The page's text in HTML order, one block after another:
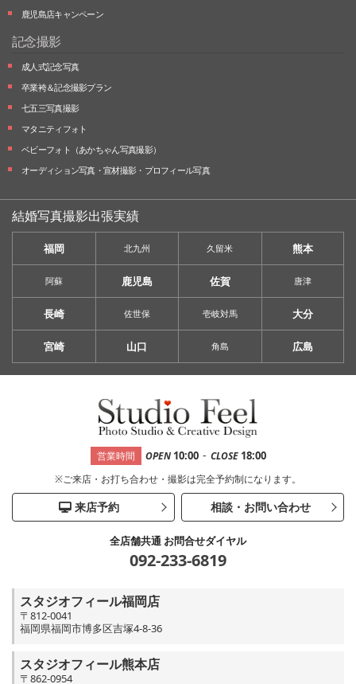
鹿児島店キャンペーン
記念撮影
成人式記念写真
卒業袴＆記念撮影プラン
七五三写真撮影
マタニティフォト
ベビーフォト （あかちゃん写真撮影）
オーディション写真・ 宣材撮影・ プロフィール写真
結婚写真撮影出張実績
福岡 北九州 久留米 熊本
阿蘇 鹿児島 佐賀 唐津
長崎 佐世保 壱岐対馬 大分
宮崎 山口 角島 広島
営業時間 OPEN 10:00 - CLOSE 18:00
※ご来店・お打ち合わせ・撮影は完全予約制になります。
来店予約 相談・お問い合わせ
全店舗共通 お問合せダイヤル
092-233-6819
スタジオフィール福岡店
〒812-0041
福岡県福岡市博多区吉塚4-8-36
スタジオフィール熊本店
〒862-0954